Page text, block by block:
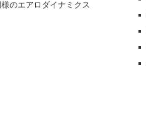
のエアロダイナミクス